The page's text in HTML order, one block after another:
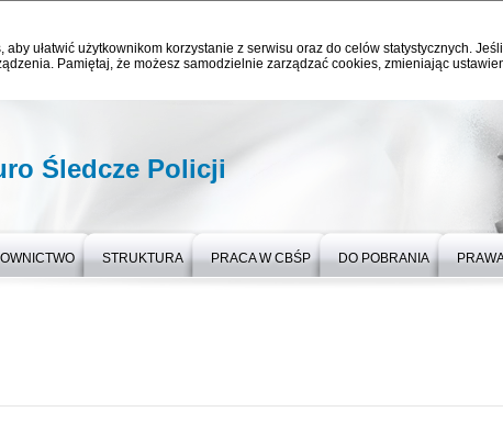
ułatwić użytkownikom korzystanie z serwisu oraz do celów statystycznych.
Pamiętaj, że możesz samodzielnie zarządzać cookies, zmieniając
Śledcze Policji
STRUKTURA PRACA W CBŚP DO POBRANIA